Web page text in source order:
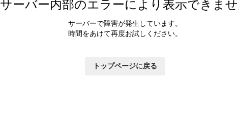
サーバー内部のエラーにより表示できま
サーバーで障害が発生しています。
時間をあけて再度お試しください。
トップページに戻る